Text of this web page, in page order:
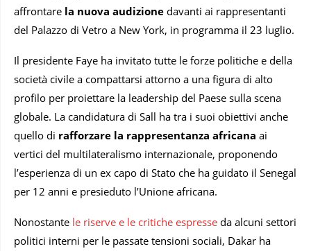
affrontare la nuova audizione davanti ai rappresentanti
del Palazzo di Vetro a New York, in programma il 23 luglio.
Il presidente Faye ha invitato tutte le forze politiche e della
società civile a compattarsi attorno a una figura di alto
profilo per proiettare la leadership del Paese sulla scena
globale. La candidatura di Sall ha tra i suoi obiettivi anche
quello di rafforzare la rappresentanza africana ai
vertici del multilateralismo internazionale, proponendo
l’esperienza di un ex capo di Stato che ha guidato il Senegal
per 12 anni e presieduto l’Unione africana.
Nonostante le riserve e le critiche espresse da alcuni settori
politici interni per le passate tensioni sociali, Dakar ha